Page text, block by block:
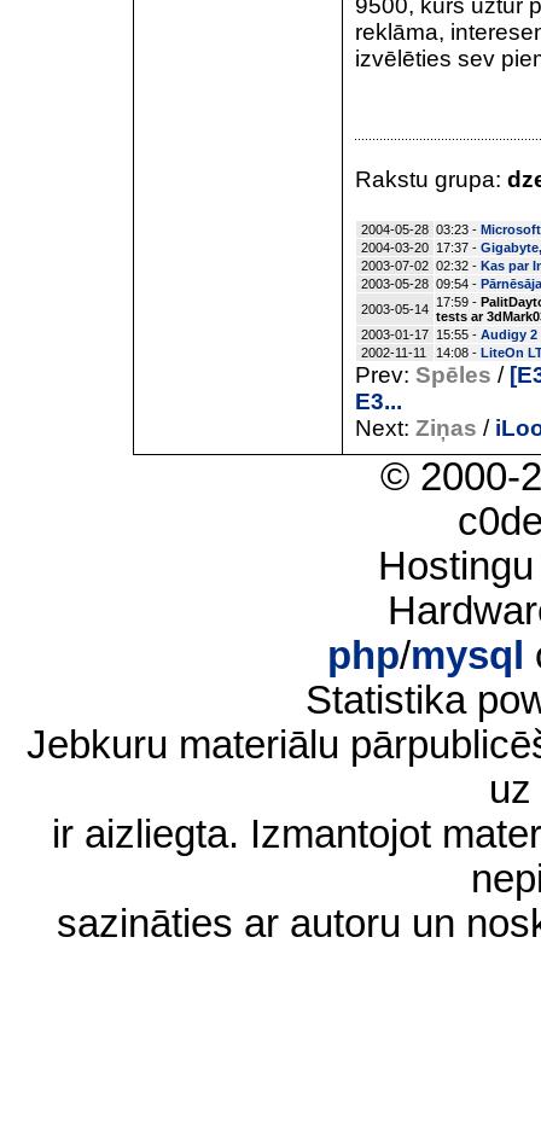
9500, kurš uztur
reklāma,
izvēlēties sev
Rakstu grupa:
2004-05-28 03:23 -
2004-03-20 17:37 -
2003-07-02 02:32 - Kas par
2003-05-28 09:54 -
2003-05-14 17:59 -
tests ar
2003-01-17 15:55 - Audigy 2
2002-11-11
14:08 - LiteOn
Prev: Spēles /
E3...
Next: Ziņas /
© 2000-
php/mysql
Statistika
Jebkuru materiālu
ir aizliegta. Izmantojot
sazināties ar autoru un